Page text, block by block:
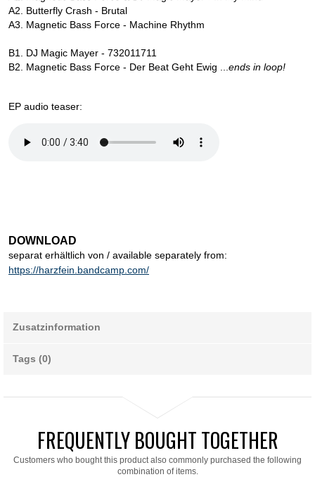
A2. Butterfly Crash - Brutal
A3. Magnetic Bass Force - Machine Rhythm
B1. DJ Magic Mayer - 732011711
B2. Magnetic Bass Force - Der Beat Geht Ewig ...ends in loop!
EP audio teaser:
DOWNLOAD
separat erhältlich von / available separately from:
https://harzfein.bandcamp.com/
Zusatzinformation
Tags (0)
FREQUENTLY BOUGHT TOGETHER
Customers who bought this product also commonly purchased the following
combination of items.